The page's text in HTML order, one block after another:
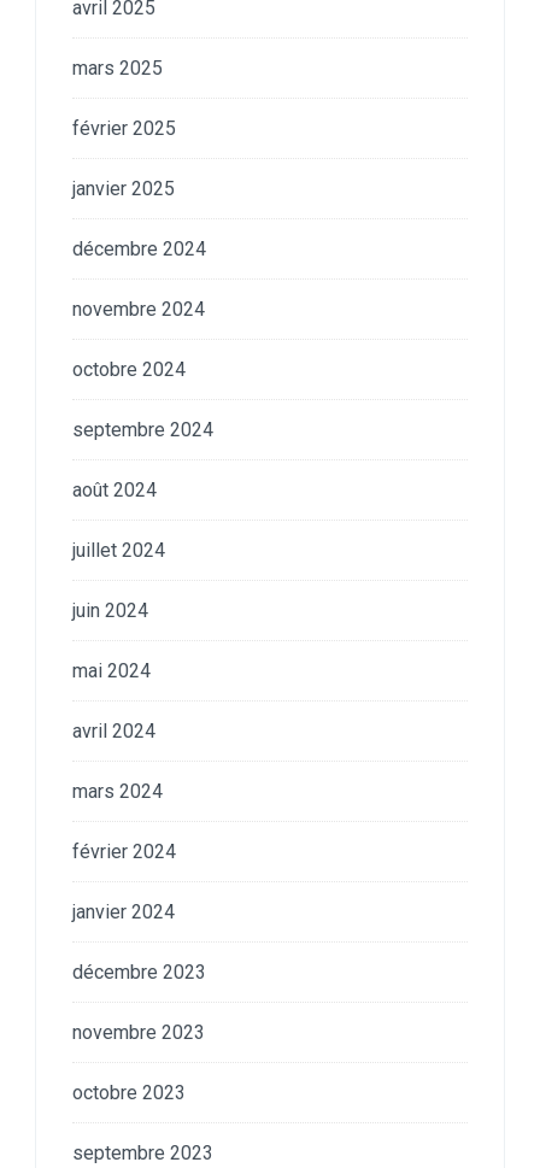
avril 2025
mars 2025
février 2025
janvier 2025
décembre 2024
novembre 2024
octobre 2024
septembre 2024
août 2024
juillet 2024
juin 2024
mai 2024
avril 2024
mars 2024
février 2024
janvier 2024
décembre 2023
novembre 2023
octobre 2023
septembre 2023